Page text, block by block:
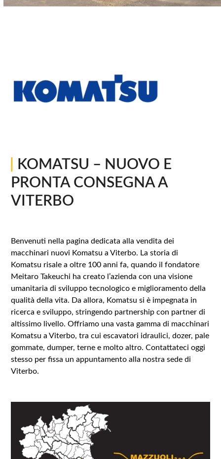
KOMATSU – NUOVO E
PRONTA CONSEGNA A
VITERBO
Benvenuti nella pagina dedicata alla vendita dei
macchinari nuovi Komatsu a Viterbo. La storia di
Komatsu risale a oltre 100 anni fa, quando il fondatore
Meitaro Takeuchi ha creato l’azienda con una visione
umanitaria di sviluppo tecnologico e miglioramento della
qualità della vita. Da allora, Komatsu si è impegnata in
ricerca e sviluppo, stringendo partnership con partner di
altissimo livello. Offriamo una vasta gamma di macchinari
Komatsu a Viterbo, tra cui escavatori idraulici, dozer, pale
gommate, dumper, terne e molto altro. Contattateci oggi
stesso per fissa un appuntamento alla nostra sede di
Viterbo.